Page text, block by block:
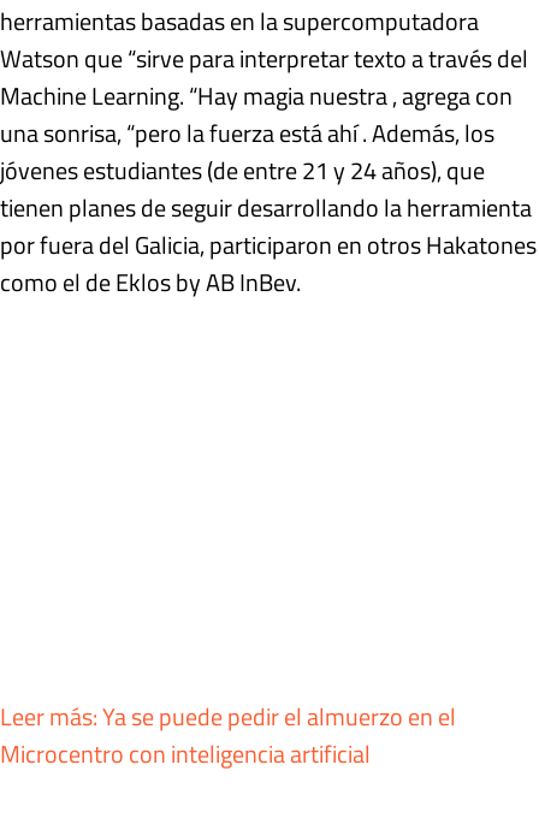
herramientas basadas en la supercomputadora
Watson que “sirve para interpretar texto a través del
Machine Learning. “Hay magia nuestra , agrega con
una sonrisa, “pero la fuerza está ahí . Además, los
jóvenes estudiantes (de entre 21 y 24 años), que
tienen planes de seguir desarrollando la herramienta
por fuera del Galicia, participaron en otros Hakatones
como el de Eklos by AB InBev.
Leer más: Ya se puede pedir el almuerzo en el
Microcentro con inteligencia artificial